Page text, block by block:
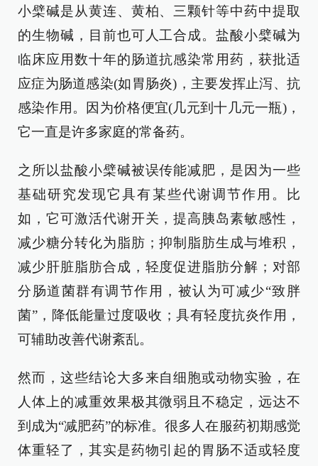
小檗碱是从黄连、黄柏、三颗针等中药中提取
的生物碱，目前也可人工合成。盐酸小檗碱为
临床应用数十年的肠道抗感染常用药，获批适
应症为肠道感染(如胃肠炎)，主要发挥止泻、抗
感染作用。因为价格便宜(几元到十几元一瓶)，
它一直是许多家庭的常备药。
之所以盐酸小檗碱被误传能减肥，是因为一些
基础研究发现它具有某些代谢调节作用。比
如，它可激活代谢开关，提高胰岛素敏感性，
减少糖分转化为脂肪；抑制脂肪生成与堆积，
减少肝脏脂肪合成，轻度促进脂肪分解；对部
分肠道菌群有调节作用，被认为可减少“致胖
菌”，降低能量过度吸收；具有轻度抗炎作用，
可辅助改善代谢紊乱。
然而，这些结论大多来自细胞或动物实验，在
人体上的减重效果极其微弱且不稳定，远达不
到成为“减肥药”的标准。很多人在服药初期感觉
体重轻了，其实是药物引起的胃肠不适或轻度